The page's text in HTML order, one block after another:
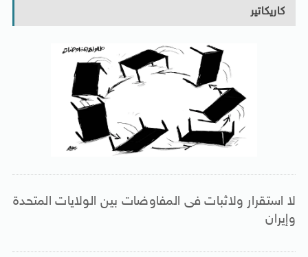
كاريكاتير
لا استقرار ولاثبات فى المفاوضات بين الولايات المتحدة
وإيران